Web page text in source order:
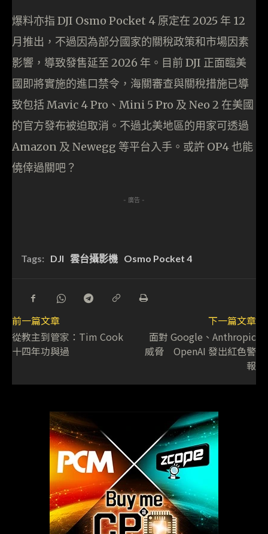
爆料亦指 DJI Osmo Pocket 4 原定在 2025 年 12
月推出，不過因為部分國家的關稅政策和市場因素
影響，導致發售延至 2026 年。目前 DJI 正面臨美
國即將實施的進口禁令，海關審查與關稅措施已導
致包括 Mavic 4 Pro、Mini 5 Pro 及 Neo 2 在美國
的官方發布被迫取消。不過北美地區的用家可透過
Amazon 及 Newegg 等平台入手。或許 OP4 也能
僥倖過關吧？
- 廣告 -
Tags: DJI 雲台攝影機 Osmo Pocket 4
前一篇文章
從教主到管家：Tim Cook
十四年功與過
下一篇文章
面對 Google、Anthropic
威脅 OpenAI 發出紅色警
報